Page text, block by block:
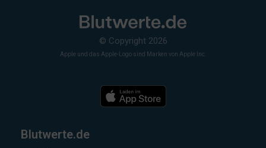
© Copyright 2026
Apple und das Apple-Logo sind Marken von Apple Inc.
Blutwerte.de